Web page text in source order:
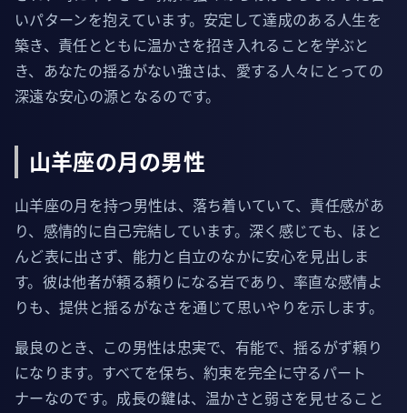
いパターンを抱えています。安定して達成のある人生を
築き、責任とともに温かさを招き入れることを学ぶと
き、あなたの揺るがない強さは、愛する人々にとっての
深遠な安心の源となるのです。
山羊座の月の男性
山羊座の月を持つ男性は、落ち着いていて、責任感があ
り、感情的に自己完結しています。深く感じても、ほと
んど表に出さず、能力と自立のなかに安心を見出しま
す。彼は他者が頼る頼りになる岩であり、率直な感情よ
りも、提供と揺るがなさを通じて思いやりを示します。
最良のとき、この男性は忠実で、有能で、揺るがず頼り
になります。すべてを保ち、約束を完全に守るパート
ナーなのです。成長の鍵は、温かさと弱さを見せること